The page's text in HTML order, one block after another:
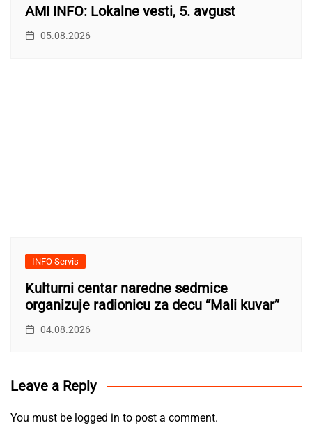
AMI INFO: Lokalne vesti, 5. avgust
05.08.2026
INFO Servis
Kulturni centar naredne sedmice
organizuje radionicu za decu “Mali kuvar”
04.08.2026
Leave a Reply
You must be logged in to post a comment.